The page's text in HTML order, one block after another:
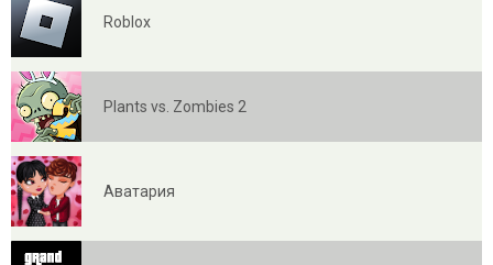
Roblox
Plants vs. Zombies 2
Аватария